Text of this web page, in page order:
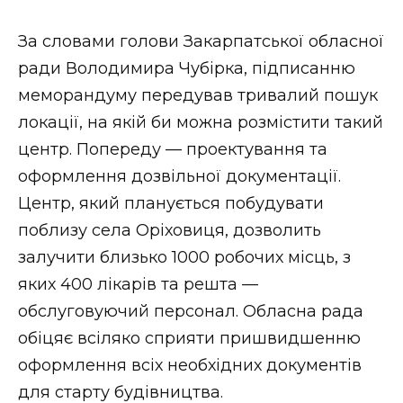
За словами голови Закарпатської обласної
ради Володимира Чубірка, підписанню
меморандуму передував тривалий пошук
локації, на якій би можна розмістити такий
центр. Попереду — проектування та
оформлення дозвільної документації.
Центр, який планується побудувати
поблизу села Оріховиця, дозволить
залучити близько 1000 робочих місць, з
яких 400 лікарів та решта —
обслуговуючий персонал. Обласна рада
обіцяє всіляко сприяти пришвидшенню
оформлення всіх необхідних документів
для старту будівництва.